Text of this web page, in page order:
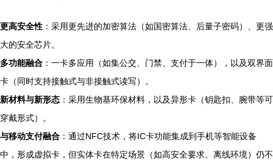
更高安全性 ：采用更先进的加密算法（如国密算法、后量子密码）、更强
大的安全芯片。
多功能融合 ：一卡多应用（如集公交、门禁、支付于一体），以及双界面
卡（同时支持接触式与非接触式读写）。
新材料与新形态 ：采用生物基环保材料，以及异形卡（钥匙扣、腕带等可
穿戴形式）。
与移动支付融合 ：通过NFC技术，将IC卡功能集成到手机等智能设备
中，形成虚拟卡，但实体卡在特定场景（如高安全要求、离线环境）仍不